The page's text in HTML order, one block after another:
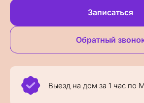
Записаться
Обратный
Выезд на дом за 1 час по